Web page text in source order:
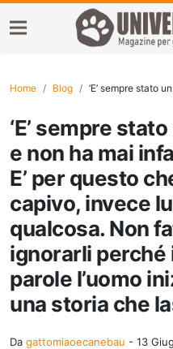
Home Blog ‘E’ sempre stato un cane tranquillo e non ha mai infastidito nessuno. E’ per questo
‘E’ sempre
e non ha mai
E’ per questo
capivo, invece
qualcosa. Non
ignorarli perché
parole l’uomo
una storia che
Da gattomiaoecanebau - 13